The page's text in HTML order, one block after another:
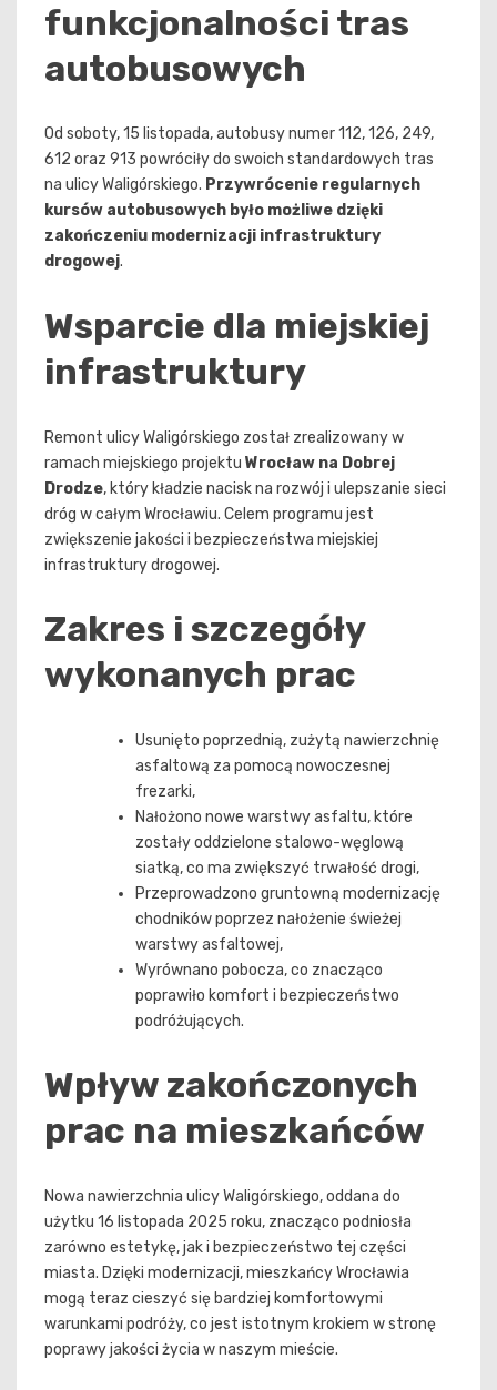
funkcjonalności tras
autobusowych
Od soboty, 15 listopada, autobusy numer 112, 126, 249,
612 oraz 913 powróciły do swoich standardowych tras
na ulicy Waligórskiego. Przywrócenie regularnych
kursów autobusowych było możliwe dzięki
zakończeniu modernizacji infrastruktury
drogowej.
Wsparcie dla miejskiej
infrastruktury
Remont ulicy Waligórskiego został zrealizowany w
ramach miejskiego projektu Wrocław na Dobrej
Drodze, który kładzie nacisk na rozwój i ulepszanie sieci
dróg w całym Wrocławiu. Celem programu jest
zwiększenie jakości i bezpieczeństwa miejskiej
infrastruktury drogowej.
Zakres i szczegóły
wykonanych prac
Usunięto poprzednią, zużytą nawierzchnię
asfaltową za pomocą nowoczesnej
frezarki,
Nałożono nowe warstwy asfaltu, które
zostały oddzielone stalowo-węglową
siatką, co ma zwiększyć trwałość drogi,
Przeprowadzono gruntowną modernizację
chodników poprzez nałożenie świeżej
warstwy asfaltowej,
Wyrównano pobocza, co znacząco
poprawiło komfort i bezpieczeństwo
podróżujących.
Wpływ zakończonych
prac na mieszkańców
Nowa nawierzchnia ulicy Waligórskiego, oddana do
użytku 16 listopada 2025 roku, znacząco podniosła
zarówno estetykę, jak i bezpieczeństwo tej części
miasta. Dzięki modernizacji, mieszkańcy Wrocławia
mogą teraz cieszyć się bardziej komfortowymi
warunkami podróży, co jest istotnym krokiem w stronę
poprawy jakości życia w naszym mieście.